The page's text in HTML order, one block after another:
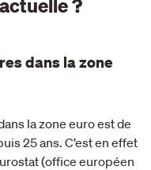
?
dans la zone
la zone euro est de
25 ans. C’est en effet
(office européen